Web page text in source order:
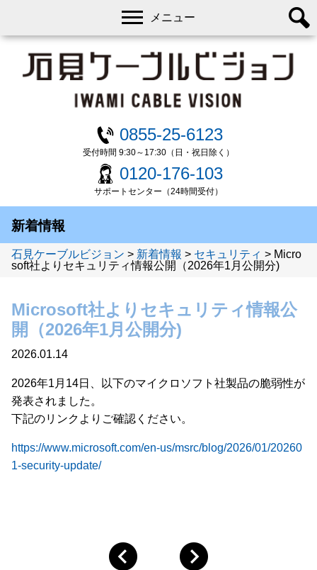
0855-25-6123
受付時間 9:30～17:30（日・祝日除く）
0120-176-103
サポートセンター（24時間受付）
メニュー
新着情報
石見ケーブルビジョン > 新着情報 > セキュリティ > Micro
soft社よりセキュリティ情報公開（2026年1月公開分)
Microsoft社よりセキュリティ情報公
開（2026年1月公開分)
2026.01.14
2026年1月14日、以下のマイクロソフト社製品の脆弱性が
発表されました。
下記のリンクよりご確認ください。
https://www.microsoft.com/en-us/msrc/blog/2026/01/20260
1-security-update/